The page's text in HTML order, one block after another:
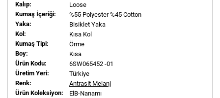
Kalıp:
Loose
Kumaş İçeriği:
%55 Polyester %45 Cotton
Yaka:
Bisiklet Yaka
Kol:
Kısa Kol
Kumaş Tipi:
Örme
Boy:
Kısa
Ürün Kodu:
6SW065452 -01
Üretim Yeri:
Türkiye
Renk:
Antrasit Melanj
Ürün Koleksiyon:
ElB-Nanamı